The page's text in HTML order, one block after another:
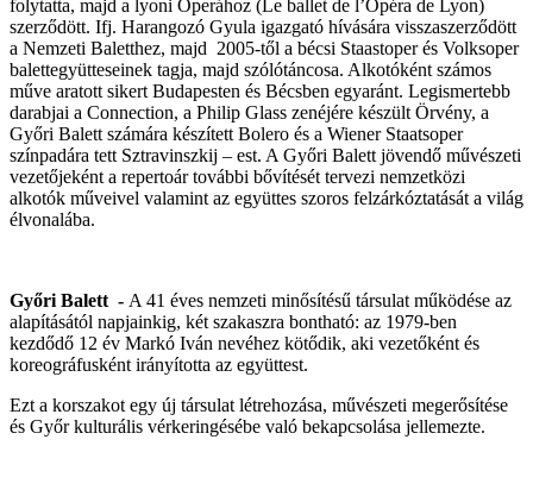
folytatta, majd a lyoni Operához (Le ballet de l’Opéra de Lyon)
szerződött. Ifj. Harangozó Gyula igazgató hívására visszaszerződött
a Nemzeti Baletthez, majd 2005-től a bécsi Staastoper és Volksoper
balettegyütteseinek tagja, majd szólótáncosa. Alkotóként számos
műve aratott sikert Budapesten és Bécsben egyaránt. Legismertebb
darabjai a Connection, a Philip Glass zenéjére készült Örvény, a
Győri Balett számára készített Bolero és a Wiener Staatsoper
színpadára tett Sztravinszkij – est. A Győri Balett jövendő művészeti
vezetőjeként a repertoár további bővítését tervezi nemzetközi
alkotók műveivel valamint az együttes szoros felzárkóztatását a világ
élvonalába.
Győri Balett - A 41 éves nemzeti minősítésű társulat működése az
alapításától napjainkig, két szakaszra bontható: az 1979-ben
kezdődő 12 év Markó Iván nevéhez kötődik, aki vezetőként és
koreográfusként irányította az együttest.
Ezt a korszakot egy új társulat létrehozása, művészeti megerősítése
és Győr kulturális vérkeringésébe való bekapcsolása jellemezte.